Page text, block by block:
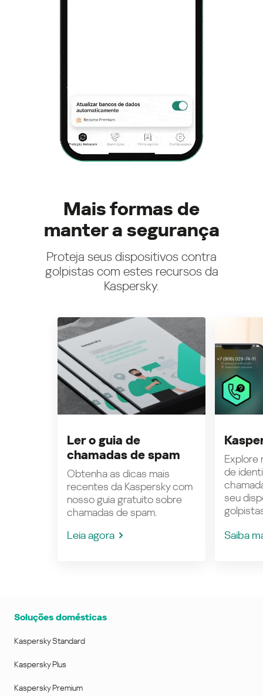
Mais formas de
manter a segurança
Proteja seus dispositivos contra
golpistas com estes recursos da
Kaspersky.
Ler o guia de
chamadas de spam
Obtenha as dicas mais
recentes da Kaspersky com
nosso guia gratuito sobre
chamadas de spam.
Leia agora
Explore
de
seu
Saiba
Soluções domésticas
Kaspersky Standard
Kaspersky Plus
Kaspersky Premium